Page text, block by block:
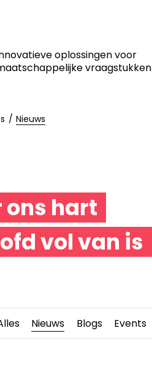
oplossingen voor
vraagstukken
Nieuws
ons hart
vol van is
Nieuws Blogs Events